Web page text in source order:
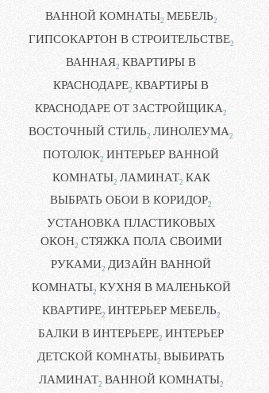
ВАННОЙ КОМНАТЫ2 МЕБЕЛЬ2
ГИПСОКАРТОН В СТРОИТЕЛЬСТВЕ2
ВАННАЯ2 КВАРТИРЫ В
КРАСНОДАРЕ2 КВАРТИРЫ В
КРАСНОДАРЕ ОТ ЗАСТРОЙЩИКА2
ВОСТОЧНЫЙ СТИЛЬ2 ЛИНОЛЕУМА2
ПОТОЛОК2 ИНТЕРЬЕР ВАННОЙ
КОМНАТЫ2 ЛАМИНАТ2 КАК
ВЫБРАТЬ ОБОИ В КОРИДОР2
УСТАНОВКА ПЛАСТИКОВЫХ
ОКОН2 СТЯЖКА ПОЛА СВОИМИ
РУКАМИ2 ДИЗАЙН ВАННОЙ
КОМНАТЫ2 КУХНЯ В МАЛЕНЬКОЙ
КВАРТИРЕ2 ИНТЕРЬЕР МЕБЕЛЬ2
БАЛКИ В ИНТЕРЬЕРЕ2 ИНТЕРЬЕР
ДЕТСКОЙ КОМНАТЫ2 ВЫБИРАТЬ
ЛАМИНАТ2 ВАННОЙ КОМНАТЫ2